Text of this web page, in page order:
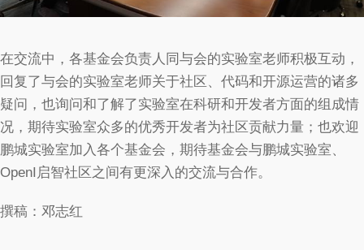
在交流中，各基金会负责人同与会的实验室老师积极互动，
回复了与会的实验室老师关于社区、代码和开源运营的诸多
疑问，也询问和了解了实验室在科研和开发者方面的组成情
况，期待实验室众多的优秀开发者为社区贡献力量；也欢迎
鹏城实验室加入各个基金会，期待基金会与鹏城实验室、
OpenI启智社区之间有更深入的交流与合作。
撰稿：邓志红